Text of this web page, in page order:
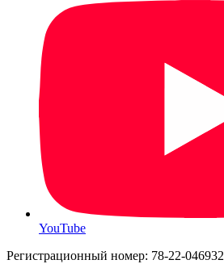
YouTube
Регистрационный номер: 78-22-046932